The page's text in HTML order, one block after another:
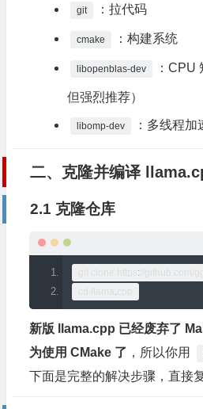
git ：拉代码
cmake ：构建系统
libopenblas-dev ：CPU
但强烈推荐）
libomp-dev ：多线程加
二、克隆并编译
2.1 克隆仓库
://github.com/
.cpp
新版 llama.cpp 已经废弃了
为使用 CMake 了 ，所以你用
下面是完整的解决步骤，直接